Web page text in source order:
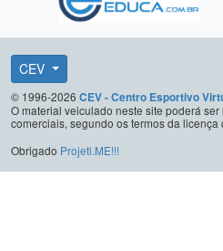
CEV
© 1996-2026 CEV - Centro Esportivo
O material veiculado neste site poderá
comerciais, segundo os termos da licença
Obrigado Projeti.ME!!!